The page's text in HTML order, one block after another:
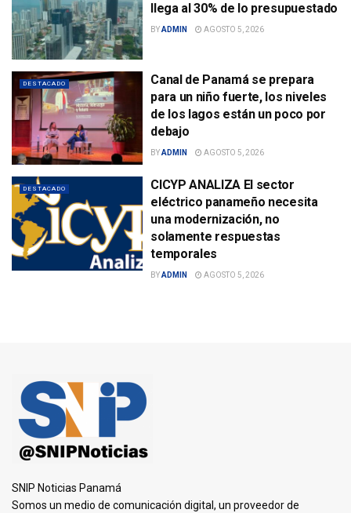
llega al 30% de lo presupuestado
BYADMIN AGOSTO 5, 2026
DESTACADO
Canal de Panamá se prepara
para un niño fuerte, los niveles
de los lagos están un poco por
debajo
BYADMIN AGOSTO 5, 2026
DESTACADO
CICYP ANALIZA El sector
eléctrico panameño necesita
una modernización, no
solamente respuestas
temporales
BYADMIN AGOSTO 5, 2026
SNIP Noticias Panamá
Somos un medio de comunicación digital, un proveedor de